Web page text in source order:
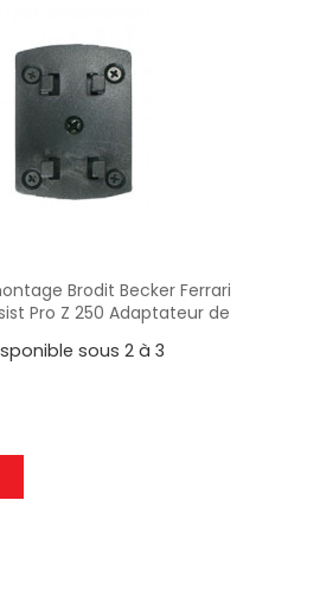
Brodit Becker Ferrari
Pro Z 250 Adaptateur de
sous 2 à 3